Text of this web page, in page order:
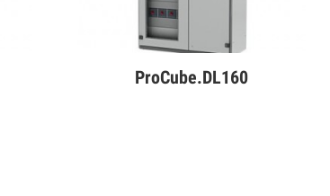
Дэлгэрэнгүй
ProCube.DL160